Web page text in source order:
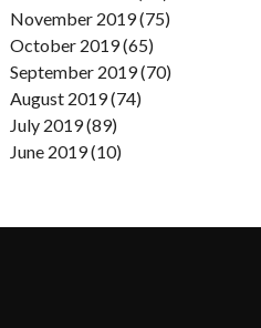
November 2019 (75)
October 2019 (65)
September 2019 (70)
August 2019 (74)
July 2019 (89)
June 2019 (10)